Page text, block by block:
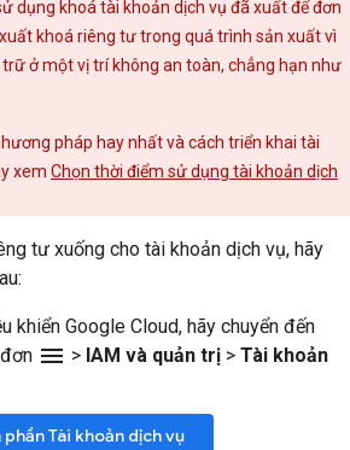
dụng khoá tài khoản dịch vụ đã xuất để đơn
khoá riêng tư trong quá trình sản xuất vì
ở một vị trí không an toàn, chẳng hạn như
pháp hay nhất và cách triển khai tài
xem Chọn thời điểm sử dụng tài khoản dịch
tư xuống cho tài khoản dịch vụ, hãy
khiển Google Cloud, hãy chuyển đến
menu > IAM và quản trị > Tài khoản
Tài khoản dịch vụ